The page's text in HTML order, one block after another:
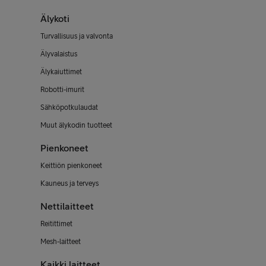
Älykoti
Turvallisuus ja valvonta
Älyvalaistus
Älykaiuttimet
Robotti-imurit
Sähköpotkulaudat
Muut älykodin tuotteet
Pienkoneet
Keittiön pienkoneet
Kauneus ja terveys
Nettilaitteet
Reitittimet
Mesh-laitteet